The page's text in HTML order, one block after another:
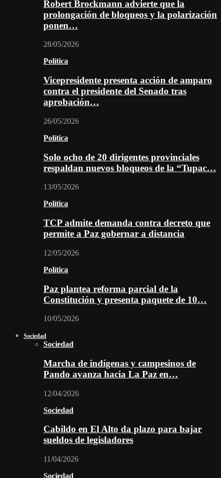
Robert Brockmann advierte que la
prolongación de bloqueos y la polarización
ponen…
28/05/2026
Política
Vicepresidente presenta acción de amparo
contra el presidente del Senado tras
aprobación…
26/05/2026
Política
Solo ocho de 20 dirigentes provinciales
respaldan nuevos bloqueos de la “Tupac…
13/05/2026
Política
TCP admite demanda contra decreto que
permite a Paz gobernar a distancia
12/05/2026
Política
Paz plantea reforma parcial de la
Constitución y presenta paquete de 10…
10/05/2026
Sociedad
Sociedad
Marcha de indígenas y campesinos de
Pando avanza hacia La Paz en…
12/04/2026
Sociedad
Cabildo en El Alto da plazo para bajar
sueldos de legisladores
11/04/2026
Sociedad